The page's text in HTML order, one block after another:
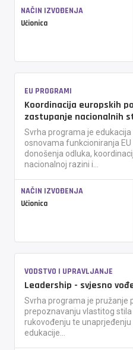
NAČIN IZVOĐENJA
Učionica
EU PROGRAMI
Koordinacija europskih
zastupanje nacionalnih
Svrha programa je
osnovama funkcioniranja
donošenja odluka,
nacionalnoj razini i...
NAČIN IZVOĐENJA
Učionica
VODSTVO I UPRAVLJANJE
Leadership - svjesno
Svrha programa je pružanje
prepoznavanju vlastitog stila
rukovođenju te
edukacije...